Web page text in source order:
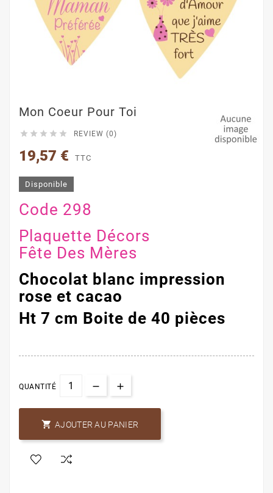
Mon Coeur Pour Toi
     REVIEW (0)
19,57 € TTC
Disponible
Code 298
Plaquette Décors
Fête Des Mères
Chocolat blanc impression
rose et cacao
Ht 7 cm Boite de 40 pièces
QUANTITÉ
 AJOUTER AU PANIER